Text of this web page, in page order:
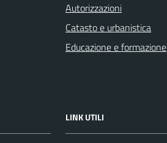
Autorizzazioni
Catasto e urbanistica
Educazione e formazione
LINK UTILI